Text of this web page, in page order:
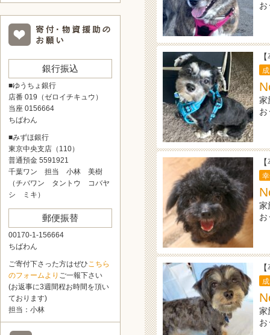
お
家
お
家
お
家
お
銀行振込
■ゆうちょ銀行
店番 019（ゼロイチキュウ）
当座 0156664
ちばわん
■みずほ銀行
東京中央支店（110）
普通預金 5591921
千葉ワン 担当 小林 美樹
（チバワン タントウ コバヤ
シ ミキ）
郵便振替
00170-1-156664
ちばわん
ご寄付下さった方はぜひこちら
のフォームより ご一報下さい
(お返事に3週間程お時間を頂い
ております)
担当：小林